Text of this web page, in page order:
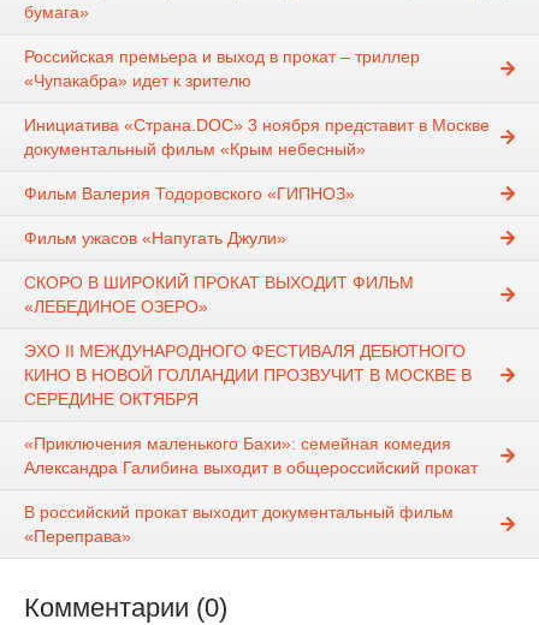
бумага»
Российская премьера и выход в прокат – триллер
«Чупакабра» идет к зрителю
Инициатива «Страна.DOC» 3 ноября представит в Москве
документальный фильм «Крым небесный»
Фильм Валерия Тодоровского «ГИПНОЗ»
Фильм ужасов «Напугать Джули»
СКОРО В ШИРОКИЙ ПРОКАТ ВЫХОДИТ ФИЛЬМ
«ЛЕБЕДИНОЕ ОЗЕРО»
ЭХО II МЕЖДУНАРОДНОГО ФЕСТИВАЛЯ ДЕБЮТНОГО
КИНО В НОВОЙ ГОЛЛАНДИИ ПРОЗВУЧИТ В МОСКВЕ В
СЕРЕДИНЕ ОКТЯБРЯ
«Приключения маленького Бахи»: семейная комедия
Александра Галибина выходит в общероссийский прокат
В российский прокат выходит документальный фильм
«Переправа»
Комментарии (0)